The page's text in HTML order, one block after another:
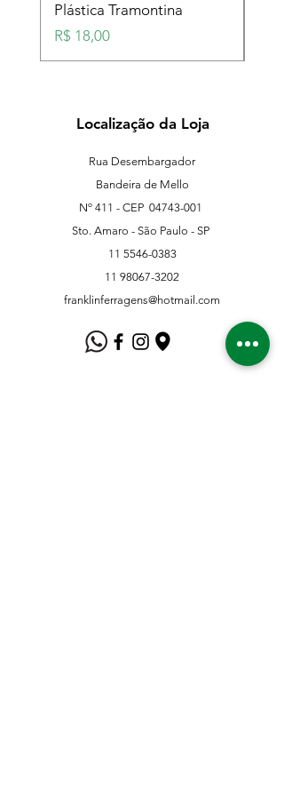
Plástica Tramontina
Preço
R$ 18,00
Localização da Loja
Rua Desembargador
Bandeira de Mello
Nº 411 - CEP 04743-001
Sto. Amaro - São Paulo - SP
11 5546-0383
11 98067-3202
franklinferragens@hotmail.com